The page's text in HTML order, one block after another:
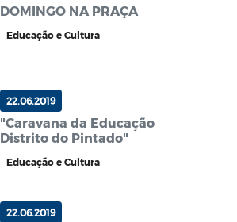
DOMINGO NA PRAÇA
Educação e Cultura
22.06.2019
"Caravana da Educação
Distrito do Pintado"
Educação e Cultura
22.06.2019